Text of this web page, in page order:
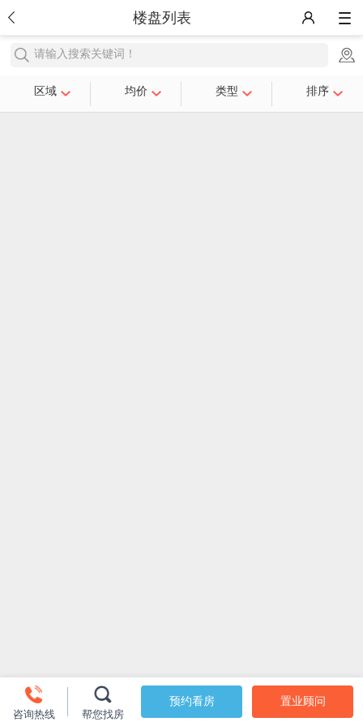
楼盘列表
请输入搜索关键词！
区域 均价 类型 排序
咨询热线 帮您找房
预约看房 置业顾问